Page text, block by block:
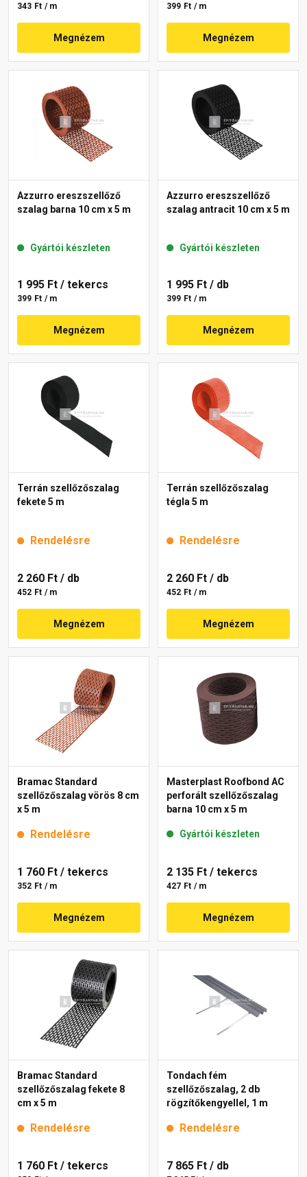
343 Ft / m
Megnézem
399 Ft / m
Megnézem
Azzurro ereszszellőző
szalag barna 10 cm x 5 m
Gyártói készleten
1 995 Ft / tekercs
399 Ft / m
Megnézem
Azzurro ereszszellőző
szalag antracit 10 cm x 5 m
Gyártói készleten
1 995 Ft / db
399 Ft / m
Megnézem
Terrán szellőzőszalag
fekete 5 m
Rendelésre
2 260 Ft / db
452 Ft / m
Megnézem
Terrán szellőzőszalag
tégla 5 m
Rendelésre
2 260 Ft / db
452 Ft / m
Megnézem
Bramac Standard
szellőzőszalag vörös 8 cm
x 5 m
Rendelésre
1 760 Ft / tekercs
352 Ft / m
Megnézem
Masterplast Roofbond AC
perforált szellőzőszalag
barna 10 cm x 5 m
Gyártói készleten
2 135 Ft / tekercs
427 Ft / m
Megnézem
Bramac Standard
szellőzőszalag fekete 8
cm x 5 m
Rendelésre
1 760 Ft / tekercs
Tondach fém
szellőzőszalag, 2 db
rögzítőkengyellel, 1 m
Rendelésre
7 865 Ft / db